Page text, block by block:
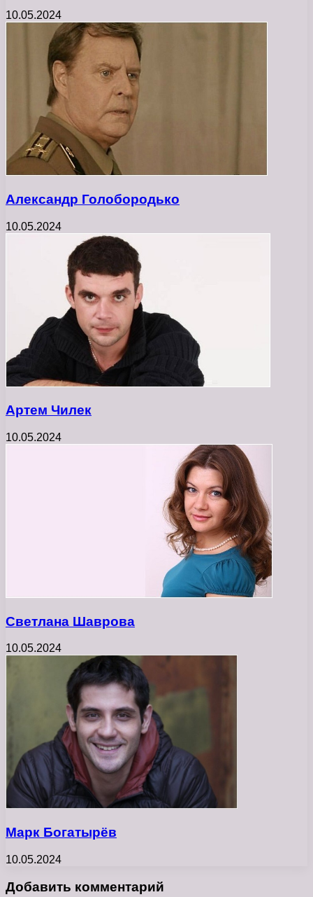
10.05.2024
Александр Голобородько
10.05.2024
Артем Чилек
10.05.2024
Светлана Шаврова
10.05.2024
Марк Богатырёв
10.05.2024
Добавить комментарий